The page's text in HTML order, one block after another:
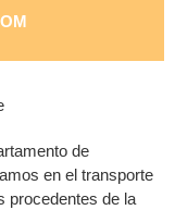
de
en el transporte
procedentes de la